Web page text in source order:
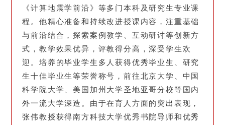
《计算地震学前沿》等多门本科及研究生专业课
程。他精心准备和持续改进授课内容，注重基础
与前沿结合，探索案例教学、互动研讨等创新方
式，教学效果优异，评教得分高，深受学生欢
迎。培养的毕业学生多人获得优秀毕业生、研究
生十佳毕业生等荣誉称号，前往北京大学、中国
科学院大学、美国加州大学圣地亚哥分校等国内
外一流大学深造。由于在育人方面的突出表现，
张伟教授获得南方科技大学优秀书院导师和优秀